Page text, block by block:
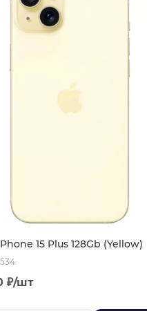
15 Plus 128Gb (Yellow)
₽/шт